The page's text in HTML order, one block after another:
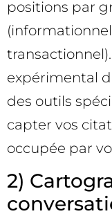
positions par
expérimental
des outils
capter vos
occupée par
2)